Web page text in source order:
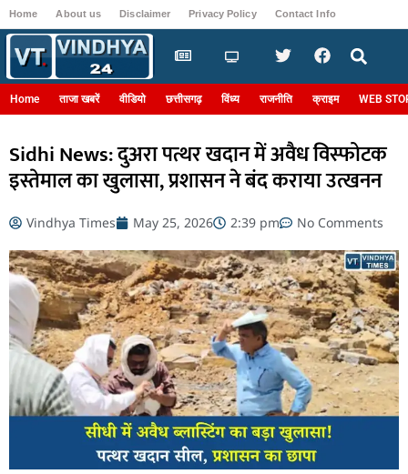
Home About us Disclaimer Privacy Policy Contact Info
Home ताजा खबरें वीडियो छत्तीसगढ़ विंध्य राजनीति क्राइम WEB
Sidhi News: दुअरा पत्थर खदान में अवैध विस्फोटक
इस्तेमाल का खुलासा, प्रशासन ने बंद कराया उत्खनन
Vindhya Times May 25, 2026 2:39 pm No Comments